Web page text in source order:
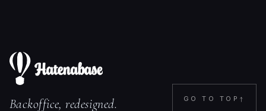
Backoffice, redesigned. GO TO TOP ↑